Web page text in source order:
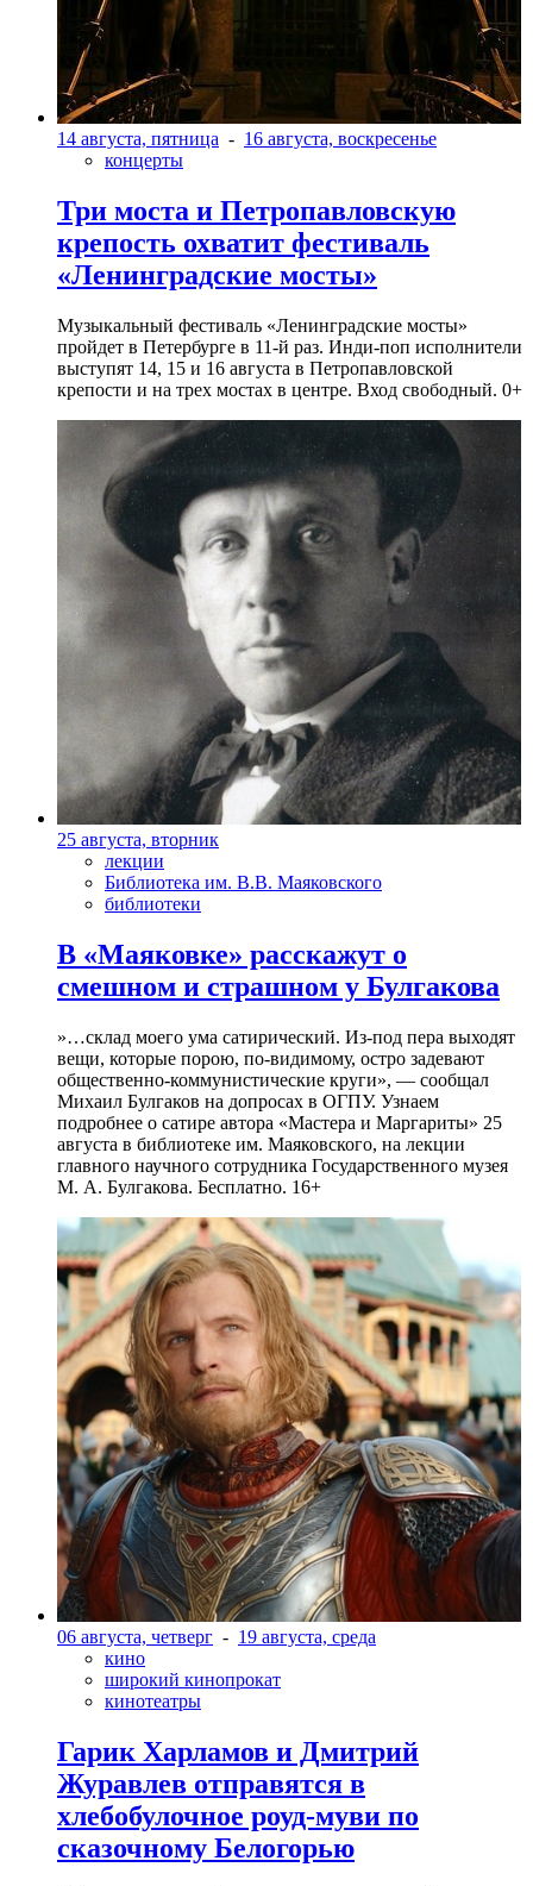
14 августа, пятница - 16 августа, воскресенье
концерты
Три моста и Петропавловскую
крепость охватит фестиваль
«Ленинградские мосты»
Музыкальный фестиваль «Ленинградские мосты»
пройдет в Петербурге в 11-й раз. Инди-поп исполнители
выступят 14, 15 и 16 августа в Петропавловской
крепости и на трех мостах в центре. Вход свободный. 0+
25 августа, вторник
лекции
Библиотека им. В.В. Маяковского
библиотеки
В «Маяковке» расскажут о
смешном и страшном у Булгакова
»…склад моего ума сатирический. Из-под пера выходят
вещи, которые порою, по-видимому, остро задевают
общественно-коммунистические круги», — сообщал
Михаил Булгаков на допросах в ОГПУ. Узнаем
подробнее о сатире автора «Мастера и Маргариты» 25
августа в библиотеке им. Маяковского, на лекции
главного научного сотрудника Государственного музея
М. А. Булгакова. Бесплатно. 16+
06 августа, четверг - 19 августа, среда
кино
широкий кинопрокат
кинотеатры
Гарик Харламов и Дмитрий
Журавлев отправятся в
хлебобулочное роуд-муви по
сказочному Белогорью